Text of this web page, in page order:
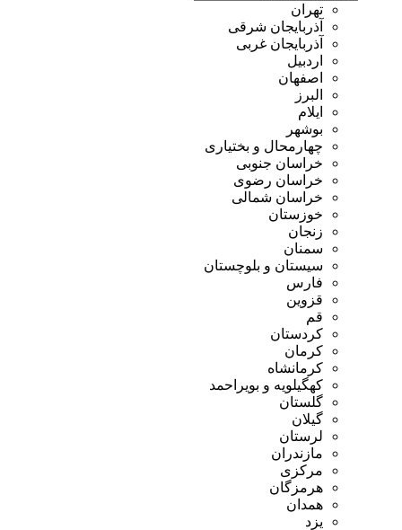
تهران
آذربایجان شرقی
آذربایجان غربی
اردبیل
اصفهان
البرز
ایلام
بوشهر
چهارمحال و بختیاری
خراسان جنوبی
خراسان رضوی
خراسان شمالی
خوزستان
زنجان
سمنان
سیستان و بلوچستان
فارس
قزوین
قم
کردستان
کرمان
کرمانشاه
کهگیلویه و بویراحمد
گلستان
گیلان
لرستان
مازندران
مرکزی
هرمزگان
همدان
یزد